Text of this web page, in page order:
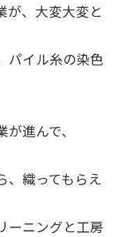
が、大変大変と
パイル糸の染色
進んで、
、織ってもらえ
ーニングと工房